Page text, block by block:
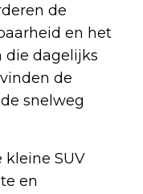
de
en het
die dagelijks
de
snelweg
kleine SUV
en